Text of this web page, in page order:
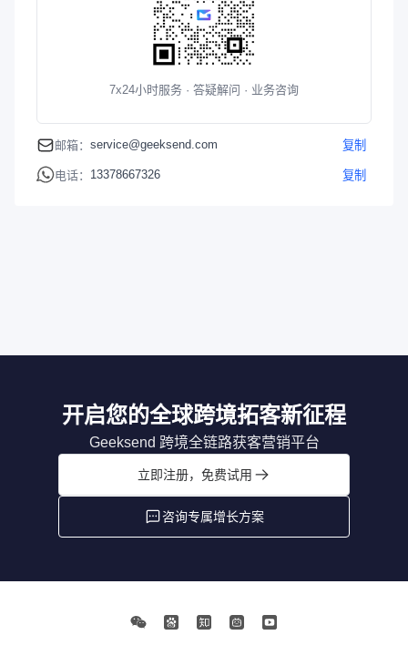
7x24小时服务 · 答疑解问 · 业务咨询
邮箱： service@geeksend.com 复制
电话： 13378667326 复制
开启您的全球跨境拓客新征程
Geeksend 跨境全链路获客营销平台
立即注册，免费试用
咨询专属增长方案